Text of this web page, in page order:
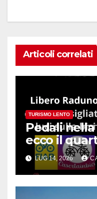
Articoli correlati
TURISMO LENTO
Pedali
ecco il
LUG 14, 2026